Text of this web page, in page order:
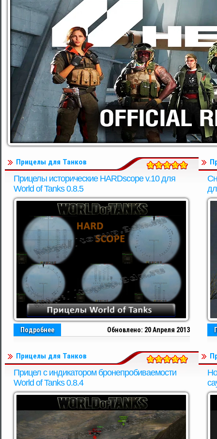
Прицелы для Танков
Прицелы исторические HARDscope v.10 для
World of Tanks 0.8.5
Обновлено: 20 Апреля 2013
Подробнее
Прицелы для Танков
Прицел с индикатором бронепробиваемости
World of Tanks 0.8.4